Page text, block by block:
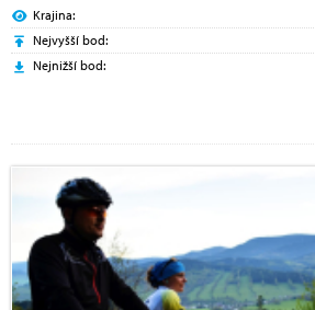
Krajina:
Nejvyšší bod:
Nejnižší bod: